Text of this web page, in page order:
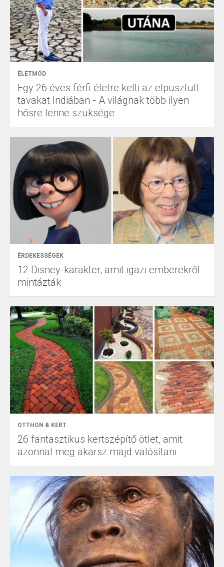
ÉLETMÓD
Egy 26 éves férfi életre kelti az elpusztult
tavakat Indiában - A világnak több ilyen
hősre lenne szüksége
ÉRDEKESSÉGEK
12 Disney-karakter, amit igazi emberekről
mintázták
OTTHON & KERT
26 fantasztikus kertszépítő ötlet, amit
azonnal meg akarsz majd valósítani